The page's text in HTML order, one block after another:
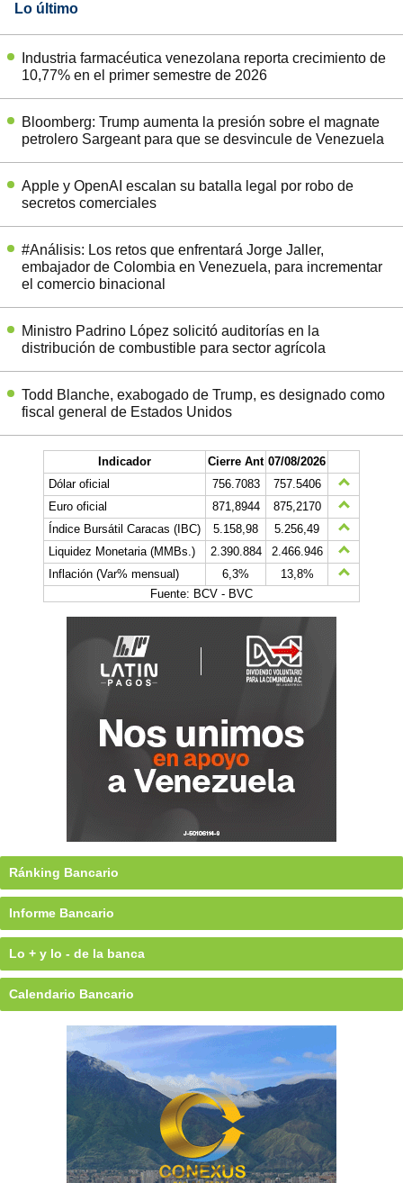
Lo último
Industria farmacéutica venezolana reporta crecimiento de
10,77% en el primer semestre de 2026
Bloomberg: Trump aumenta la presión sobre el magnate
petrolero Sargeant para que se desvincule de Venezuela
Apple y OpenAI escalan su batalla legal por robo de
secretos comerciales
#Análisis: Los retos que enfrentará Jorge Jaller,
embajador de Colombia en Venezuela, para incrementar
el comercio binacional
Ministro Padrino López solicitó auditorías en la
distribución de combustible para sector agrícola
Todd Blanche, exabogado de Trump, es designado como
fiscal general de Estados Unidos
Indicador Cierre Ant 07/08/2026
Dólar oficial
756.7083
757.5406
Euro oficial
871,8944
875,2170
Índice Bursátil Caracas (IBC)
5.158,98
5.256,49
Liquidez Monetaria (MMBs.)
2.390.884
2.466.946
Inflación (Var% mensual)
6,3%
13,8%
Fuente: BCV - BVC
Ránking Bancario
Informe Bancario
Lo + y lo - de la banca
Calendario Bancario